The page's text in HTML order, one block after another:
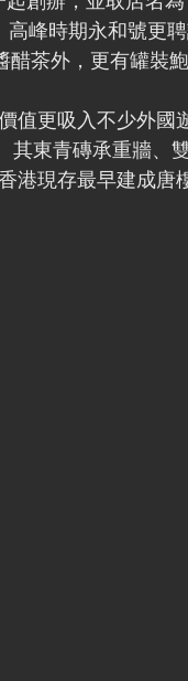
峰時期永和號更
茶外，更有罐裝
值更吸入不少外國
其東青磚承重牆、
港現存最早建成唐